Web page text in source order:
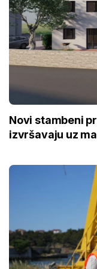
Novi stambeni
izvršavaju uz